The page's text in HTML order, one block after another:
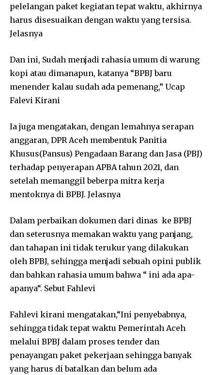
pelelangan paket kegiatan tepat waktu, akhirnya
harus disesuaikan dengan waktu yang tersisa.
Jelasnya
Dan ini, Sudah menjadi rahasia umum di warung
kopi atau dimanapun, katanya “BPBJ baru
menender kalau sudah ada pemenang,” Ucap
Falevi Kirani
Ia juga mengatakan, dengan lemahnya serapan
anggaran, DPR Aceh membentuk Panitia
Khusus(Pansus) Pengadaan Barang dan Jasa (PBJ)
terhadap penyerapan APBA tahun 2021, dan
setelah memanggil beberpa mitra kerja
mentoknya di BPBJ. Jelasnya
Dalam perbaikan dokumen dari dinas ke BPBJ
dan seterusnya memakan waktu yang panjang,
dan tahapan ini tidak terukur yang dilakukan
oleh BPBJ, sehingga menjadi sebuah opini publik
dan bahkan rahasia umum bahwa “ ini ada apa-
apanya“. Sebut Fahlevi
Fahlevi kirani mengatakan,“Ini penyebabnya,
sehingga tidak tepat waktu Pemerintah Aceh
melalui BPBJ dalam proses tender dan
penayangan paket pekerjaan sehingga banyak
yang harus di batalkan dan belum ada